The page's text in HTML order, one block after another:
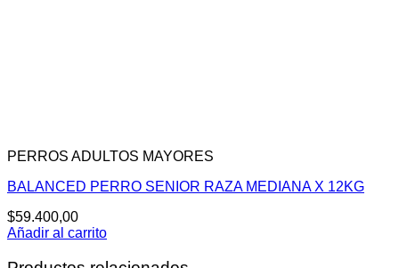
PERROS ADULTOS MAYORES
BALANCED PERRO SENIOR RAZA MEDIANA X 12KG
$59.400,00
Añadir al carrito